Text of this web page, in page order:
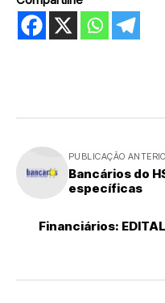
PUBLICAÇÃO
Bancários do
específicas
Financiários: